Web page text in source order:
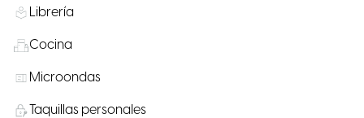
Librería
Cocina
Microondas
Taquillas personales